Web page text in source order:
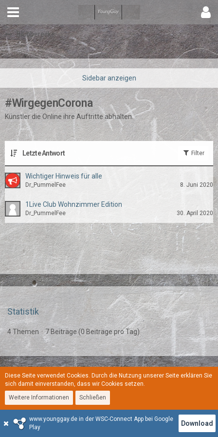
Blubberecke
#WirgegenCorona
Künstler die Online ihre Auftritte abhalten.
Letzte Antwort Filter
Wichtiger Hinweis für alle
Dr_PummelFee 8. Juni 2020
1Live Club Wohnzimmer Edition
Dr_PummelFee 30. April 2020
Statistik
4 Themen 7 Beiträge (0 Beiträge pro Tag)
Regeln Datenschutzerklärung Kontakt
Stil:YoungGay
Community-Software:WoltLab Suite™
www.younggay.de in der WSC-Connect App bei Google
Play
Download
Diese Seite verwendet Cookies. Durch die Nutzung unserer Seite erklären Sie
sich damit einverstanden, dass wir Cookies setzen.
Weitere Informationen
Schließen